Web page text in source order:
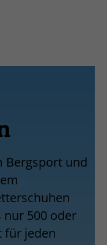
Bergsport und
500 oder
für jeden